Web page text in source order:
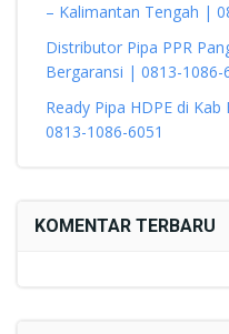
– Kalimantan Tengah |
Distributor Pipa PPR
Bergaransi | 0813-1086-
Ready Pipa HDPE di
0813-1086-6051
KOMENTAR TERBARU